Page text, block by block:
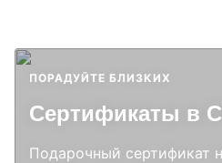
ПОРАДУЙТЕ БЛИЗКИХ
Сертификаты в
Подарочный сертификат